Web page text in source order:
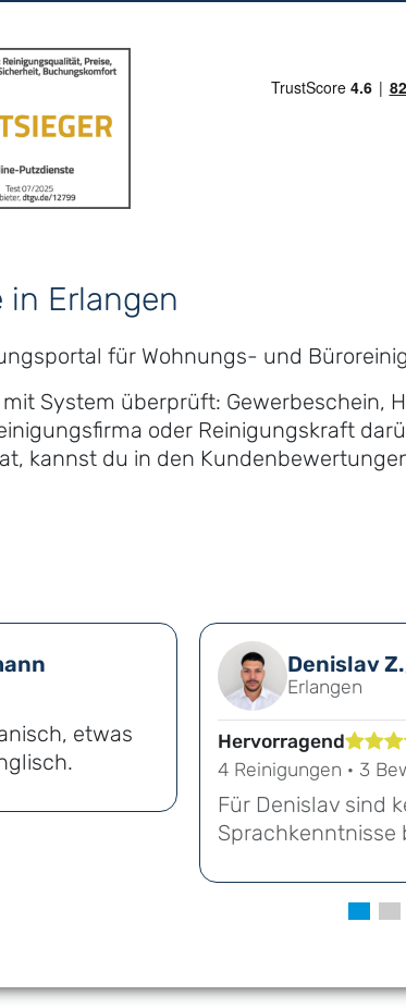
Erlangen
für Wohnungs- und
System überprüft:
oder Reinigungskraft
kannst du in den
etwas
Denislav
Erlangen
Hervorragend
4 Reinigungen · 3
Für Denislav sind
Sprachkenntnisse